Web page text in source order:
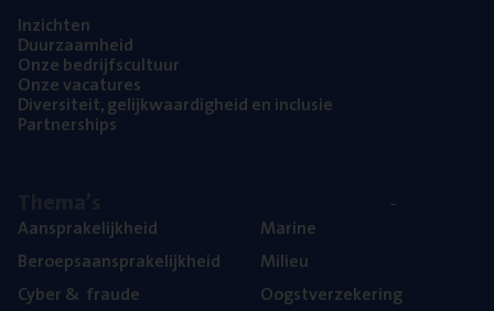
Inzich­ten
Duur­zaam­heid
Onze bedrijfs­cul­tuur
Onze vaca­tu­res
Diver­si­teit, gelijk­waar­dig­heid en inclusie
Part­ner­ships
Aan­spra­ke­lijk­heid
Beroeps­aan­spra­ke­lijk­heid
Cyber& fraude
Mari­ne
Mili­eu
Oogst­ver­ze­ke­ring